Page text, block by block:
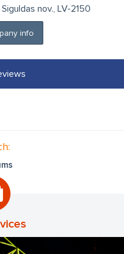
nov., LV-2150
info